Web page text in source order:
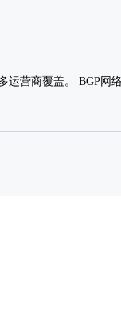
运营商覆盖。 BGP